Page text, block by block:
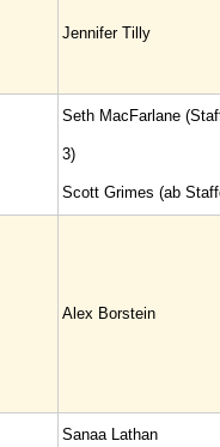
Jennifer Tilly
Seth MacFarlane
3)
Scott Grimes (ab
Alex Borstein
Sanaa Lathan